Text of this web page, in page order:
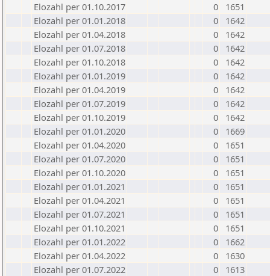
Elozahl per 01.10.2017
0
1651
Elozahl per 01.01.2018
0
1642
Elozahl per 01.04.2018
0
1642
Elozahl per 01.07.2018
0
1642
Elozahl per 01.10.2018
0
1642
Elozahl per 01.01.2019
0
1642
Elozahl per 01.04.2019
0
1642
Elozahl per 01.07.2019
0
1642
Elozahl per 01.10.2019
0
1642
Elozahl per 01.01.2020
0
1669
Elozahl per 01.04.2020
0
1651
Elozahl per 01.07.2020
0
1651
Elozahl per 01.10.2020
0
1651
Elozahl per 01.01.2021
0
1651
Elozahl per 01.04.2021
0
1651
Elozahl per 01.07.2021
0
1651
Elozahl per 01.10.2021
0
1651
Elozahl per 01.01.2022
0
1662
Elozahl per 01.04.2022
0
1630
Elozahl per 01.07.2022
0
1613